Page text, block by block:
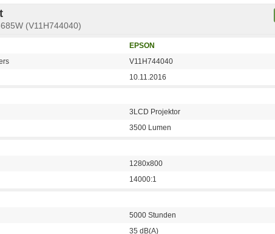
(V11H744040)
EPSON
V11H744040
10.11.2016
3LCD Projektor
3500 Lumen
1280x800
14000:1
5000 Stunden
35 dB(A)